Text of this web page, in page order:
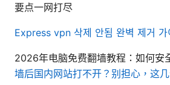
要点一网打尽
Express vpn 삭제 안됨 완벽 제거
2026年电脑免费翻墙教程：如何安
墙后国内网站打不开？别担心，这